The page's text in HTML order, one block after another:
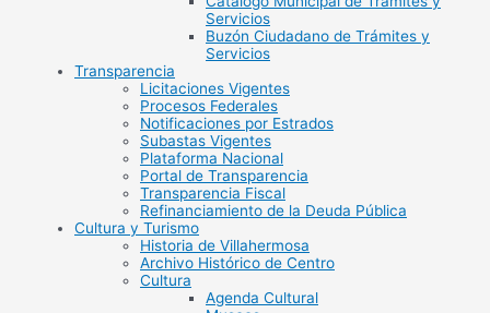
Servicios
Buzón Ciudadano de Trámites y
Servicios
Transparencia
Licitaciones Vigentes
Procesos Federales
Notificaciones por Estrados
Subastas Vigentes
Plataforma Nacional
Portal de Transparencia
Transparencia Fiscal
Refinanciamiento de la Deuda Pública
Cultura y Turismo
Historia de Villahermosa
Archivo Histórico de Centro
Cultura
Agenda Cultural